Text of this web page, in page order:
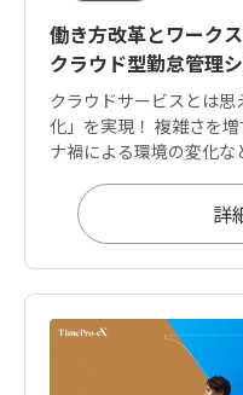
働き方改革とワーク
クラウド型勤怠管理
クラウドサービスとは
化」を実現！ 複雑さを
ナ禍による環境の変化
詳